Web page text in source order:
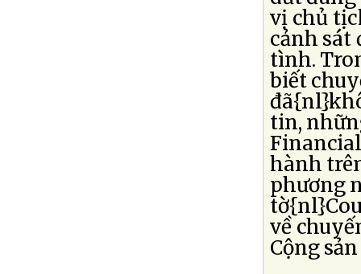
vị chủ
cảnh sát
tình.
biết
tin,
hành
phương
về
Cộng